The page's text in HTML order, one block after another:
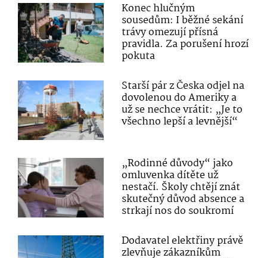
Konec hlučným
sousedům: I běžné sekání
trávy omezují přísná
pravidla. Za porušení hrozí
pokuta
Starší pár z Česka odjel na
dovolenou do Ameriky a
už se nechce vrátit: „Je to
všechno lepší a levnější“
„Rodinné důvody“ jako
omluvenka dítěte už
nestačí. Školy chtějí znát
skutečný důvod absence a
strkají nos do soukromí
Dodavatel elektřiny právě
zlevňuje zákazníkům